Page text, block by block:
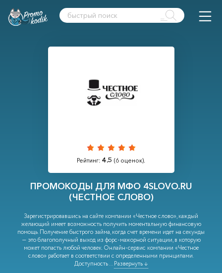
Рейтинг: 4.5 (6 оценок).
ПРОМОКОДЫ ДЛЯ МФО 4SLOVO.RU
(ЧЕСТНОЕ СЛОВО)
Зарегистрировавшись на сайте компании «Честное слово», каждый
желающий имеет возможность получить моментальную финансовую
помощь. Получение быстрого займа, когда счет времени идет на секунды
— это благополучный выход из форс-мажорной ситуации, в которую
может попасть любой человек. Онлайн-сервис компании «Честное
слово» работает в соответствии с определенными принципами.
Доступность...Развернуть ↓